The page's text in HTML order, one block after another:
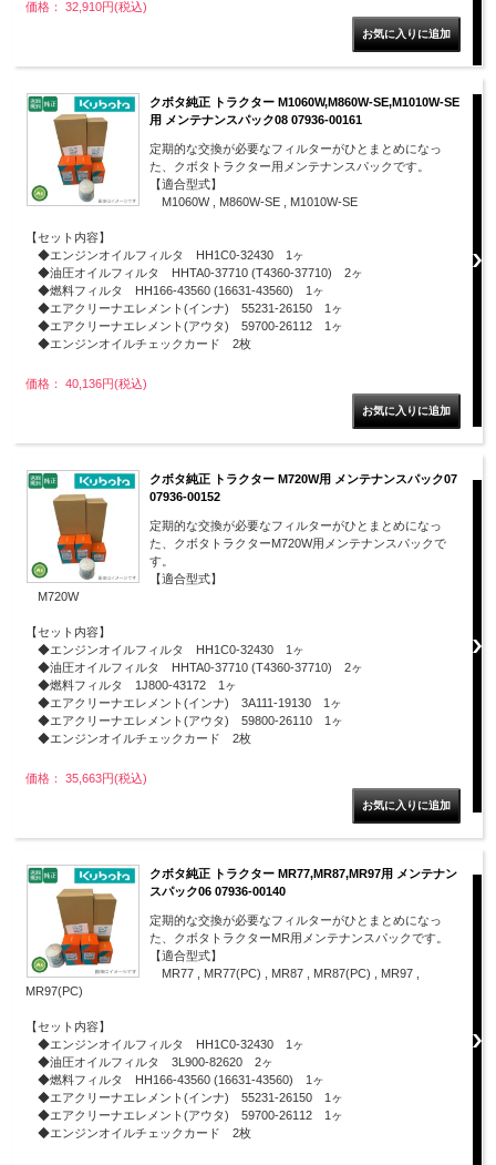
価格： 32,910円(税込)
クボタ純正 トラクター M1060W,M860W-SE,M1010W-SE
用 メンテナンスパック08 07936-00161
定期的な交換が必要なフィルターがひとまとめになっ
た、クボタトラクター用メンテナンスパックです。
【適合型式】
M1060W , M860W-SE , M1010W-SE
【セット内容】
◆エンジンオイルフィルタ HH1C0-32430 1ヶ
◆油圧オイルフィルタ HHTA0-37710 (T4360-37710) 2ヶ
◆燃料フィルタ HH166-43560 (16631-43560) 1ヶ
◆エアクリーナエレメント(インナ) 55231-26150 1ヶ
◆エアクリーナエレメント(アウタ) 59700-26112 1ヶ
◆エンジンオイルチェックカード 2枚
価格： 40,136円(税込)
クボタ純正 トラクター M720W用 メンテナンスパック07
07936-00152
定期的な交換が必要なフィルターがひとまとめになっ
た、クボタトラクターM720W用メンテナンスパックで
す。
【適合型式】
M720W
【セット内容】
◆エンジンオイルフィルタ HH1C0-32430 1ヶ
◆油圧オイルフィルタ HHTA0-37710 (T4360-37710) 2ヶ
◆燃料フィルタ 1J800-43172 1ヶ
◆エアクリーナエレメント(インナ) 3A111-19130 1ヶ
◆エアクリーナエレメント(アウタ) 59800-26110 1ヶ
◆エンジンオイルチェックカード 2枚
価格： 35,663円(税込)
クボタ純正 トラクター MR77,MR87,MR97用 メンテナン
スパック06 07936-00140
定期的な交換が必要なフィルターがひとまとめになっ
た、クボタトラクターMR用メンテナンスパックです。
【適合型式】
MR77 , MR77(PC) , MR87 , MR87(PC) , MR97 ,
MR97(PC)
【セット内容】
◆エンジンオイルフィルタ HH1C0-32430 1ヶ
◆油圧オイルフィルタ 3L900-82620 2ヶ
◆燃料フィルタ HH166-43560 (16631-43560) 1ヶ
◆エアクリーナエレメント(インナ) 55231-26150 1ヶ
◆エアクリーナエレメント(アウタ) 59700-26112 1ヶ
◆エンジンオイルチェックカード 2枚